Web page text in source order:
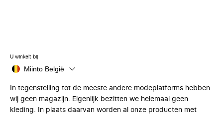
U winkelt bij
Miinto België
In tegenstelling tot de meeste andere modeplatforms hebben
wij geen magazijn. Eigenlijk bezitten we helemaal geen
kleding. In plaats daarvan worden al onze producten met